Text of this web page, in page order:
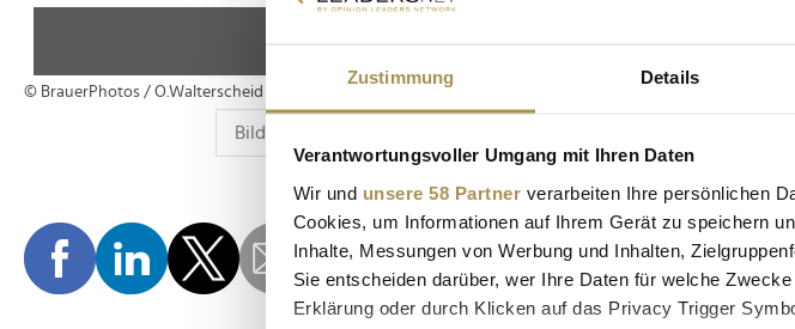
Zustimmung Details
Verantwortungsvoller Umgang mit Ihren Daten
Wir und unsere 58 Partner verarbeiten Ihre persönlichen
Cookies, um Informationen auf Ihrem Gerät zu speichern
Inhalte, Messungen von Werbung und Inhalten,
Sie entscheiden darüber, wer Ihre Daten für welche
Erklärung oder durch Klicken auf das Privacy Trigger
© BrauerPhotos / O.Walterscheid